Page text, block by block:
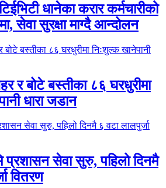
धानेका करार कर्मचारीको
सेवा सुरक्षा माग्दै आन्दोलन
र बोटे बस्तीका ८६ घरधुरीमा
धारा जडान
प्रशासन सेवा सुरु, पहिलो दिनमै
वितरण